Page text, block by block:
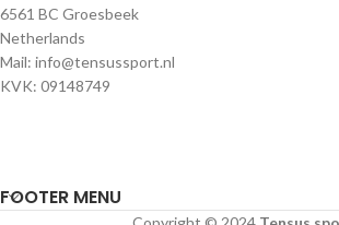
6561 BC Groesbeek
Netherlands
Mail: info@tensussport.nl
KVK: 09148749
FOOTER MENU